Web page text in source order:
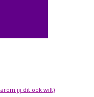
jij dit ook wilt)